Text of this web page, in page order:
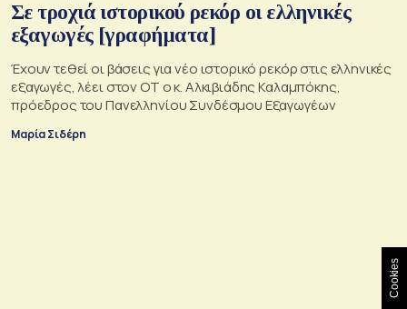
Σε τροχιά ιστορικού ρεκόρ οι ελληνικές
εξαγωγές [γραφήματα]
Έχουν τεθεί οι βάσεις για νέο ιστορικό ρεκόρ στις ελληνικές
εξαγωγές, λέει στον ΟΤ ο κ. Αλκιβιάδης Καλαμπόκης,
πρόεδρος του Πανελληνίου Συνδέσμου Εξαγωγέων
Μαρία Σιδέρη
Cookies